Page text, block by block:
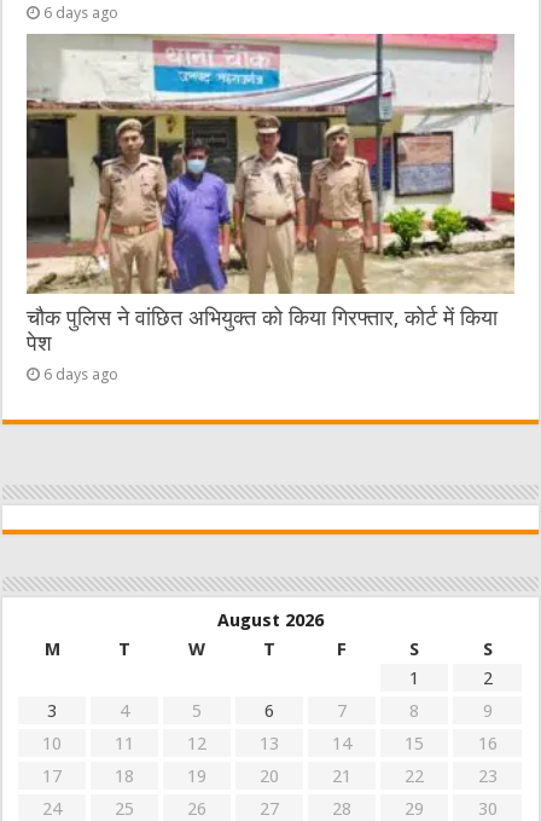
6 days ago
चौक पुलिस ने वांछित अभियुक्त को किया गिरफ्तार, कोर्ट में किया
पेश
6 days ago
August 2026
M
T W T F S
S
1
2
3
4 5 6 7 8
9
10
11 12 13 14 15
16
17
18 19 20 21 22
23
24
25 26 27 28 29
30